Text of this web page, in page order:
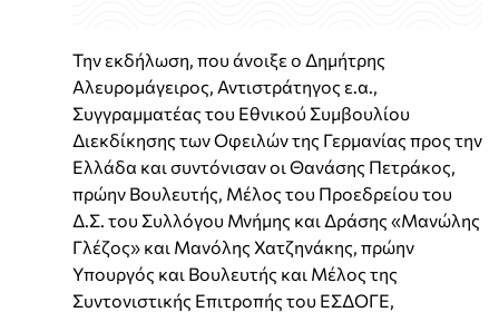
Την εκδήλωση, που άνοιξε ο Δημήτρης
Αλευρομάγειρος, Αντιστράτηγος ε.α.,
Συγγραμματέας του Εθνικού Συμβουλίου
Διεκδίκησης των Οφειλών της Γερμανίας προς την
Ελλάδα και συντόνισαν οι Θανάσης Πετράκος,
πρώην Βουλευτής, Μέλος του Προεδρείου του
Δ.Σ. του Συλλόγου Μνήμης και Δράσης «Μανώλης
Γλέζος» και Μανόλης Χατζηνάκης, πρώην
Υπουργός και Βουλευτής και Μέλος της
Συντονιστικής Επιτροπής του ΕΣΔΟΓΕ,